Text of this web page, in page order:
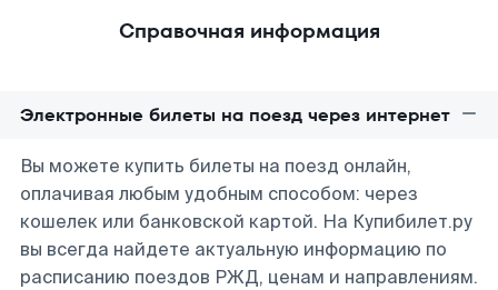
Справочная информация
Электронные билеты на поезд через интернет
Вы можете купить билеты на поезд онлайн,
оплачивая любым удобным способом: через
кошелек или банковской картой. На Купибилет.ру
вы всегда найдете актуальную информацию по
расписанию поездов РЖД, ценам и направлениям.